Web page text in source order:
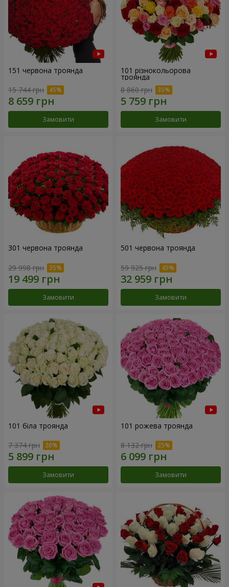
151 червона троянда
15 744 грн
Замовити
101 різнокольорова
троянда
8 860 грн
Замовити
301 червона троянда
29 998 грн
Замовити
501 червона троянда
59 925 грн
Замовити
101 біла троянда
7 374 грн
Замовити
101 рожева троянда
8 132 грн
Замовити